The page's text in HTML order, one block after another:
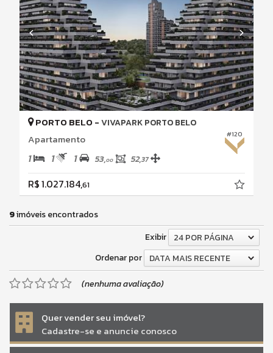
#120
PORTO BELO -VIVAPARK PORTO BELO
Apartamento
1 1 1 53,00 52,37
R$ 1.027.184,61
9imóveis encontrados
Exibir
24 POR PÁGINA
Ordenar por
DATA MAIS RECENTE
(nenhuma avaliação)
Quer vender seu imóvel?
Cadastre-se e anuncie conosco